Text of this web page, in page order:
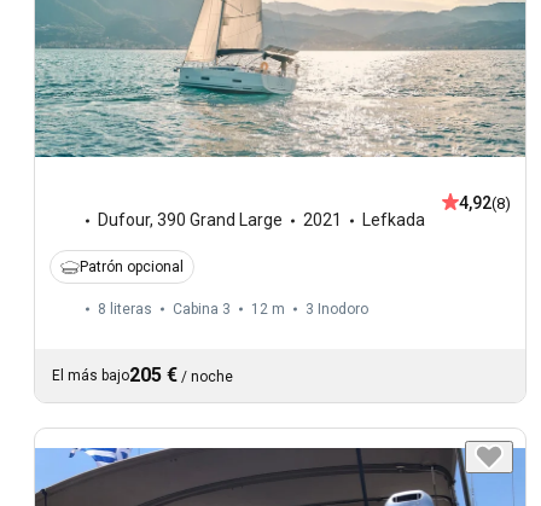
Dufour, 390 Grand Large 2021 Lefkada
4,92(8)
Patrón opcional
8 literas Cabina 3 12 m 3 Inodoro
El más bajo205 € / noche